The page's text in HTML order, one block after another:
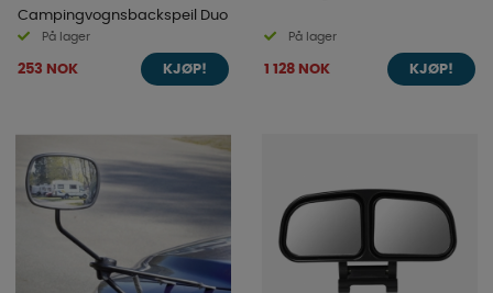
Campingvognsbackspeil Duo
På lager
253 NOK KJØP!
På lager
1 128 NOK KJØP!